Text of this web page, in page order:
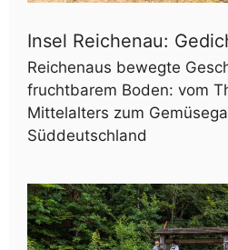
Insel Reichenau:
Reichenaus bewegte
fruchtbarem Boden: vom
Mittelalters zum
Süddeutschland